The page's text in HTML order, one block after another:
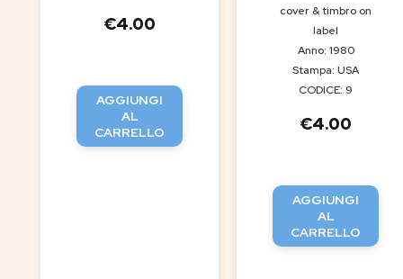
€4.00
AGGIUNGI
AL
CARRELLO
cover & timbro on
label
Anno: 1980
Stampa: USA
CODICE: 9
€4.00
AGGIUNGI
AL
CARRELLO